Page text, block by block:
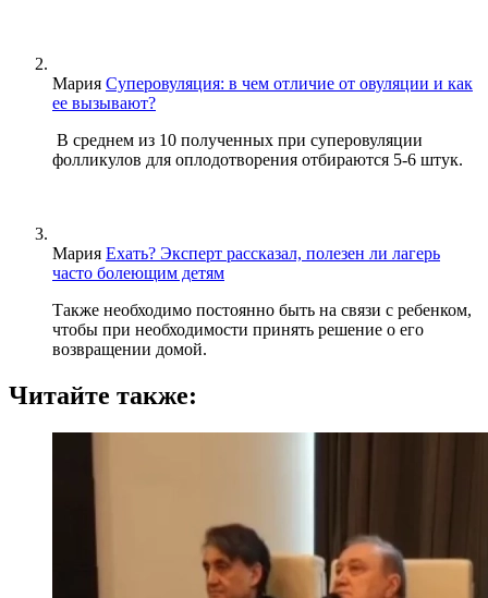
Мария Суперовуляция: в чем отличие от овуляции и как
ее вызывают?
В среднем из 10 полученных при суперовуляции
фолликулов для оплодотворения отбираются 5-6 штук.
Мария Ехать? Эксперт рассказал, полезен ли лагерь
часто болеющим детям
Также необходимо постоянно быть на связи с ребенком,
чтобы при необходимости принять решение о его
возвращении домой.
Читайте также: